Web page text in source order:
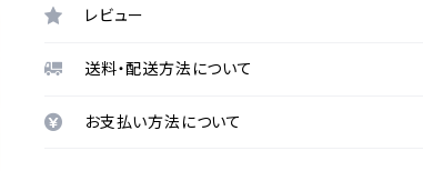
レビュー
送料・配送方法について
お支払い方法について